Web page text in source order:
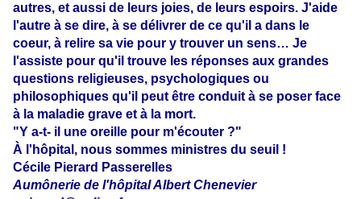
autres, et aussi de leurs joies, de leurs espoirs. J'aide
l'autre à se dire, à se délivrer de ce qu'il a dans le
coeur, à relire sa vie pour y trouver un sens… Je
l'assiste pour qu'il trouve les réponses aux grandes
questions religieuses, psychologiques ou
philosophiques qu'il peut être conduit à se poser face
à la maladie grave et à la mort.
"Y a-t- il une oreille pour m'écouter ?"
À l'hôpital, nous sommes ministres du seuil !
Cécile Pierard Passerelles
Aumônerie de l'hôpital Albert Chenevier